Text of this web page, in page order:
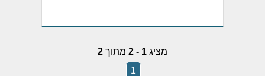
מציג 1 - 2 מתוך 2
1